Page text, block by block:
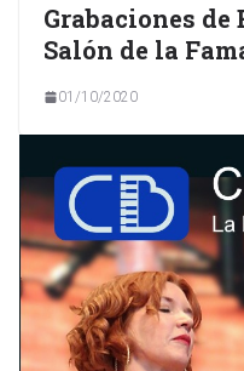
Grabaciones de
Salón de la
01/10/2020